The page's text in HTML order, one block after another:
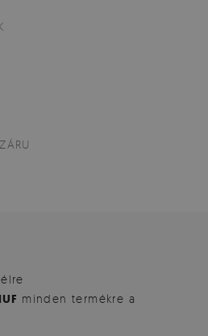
minden termékre a